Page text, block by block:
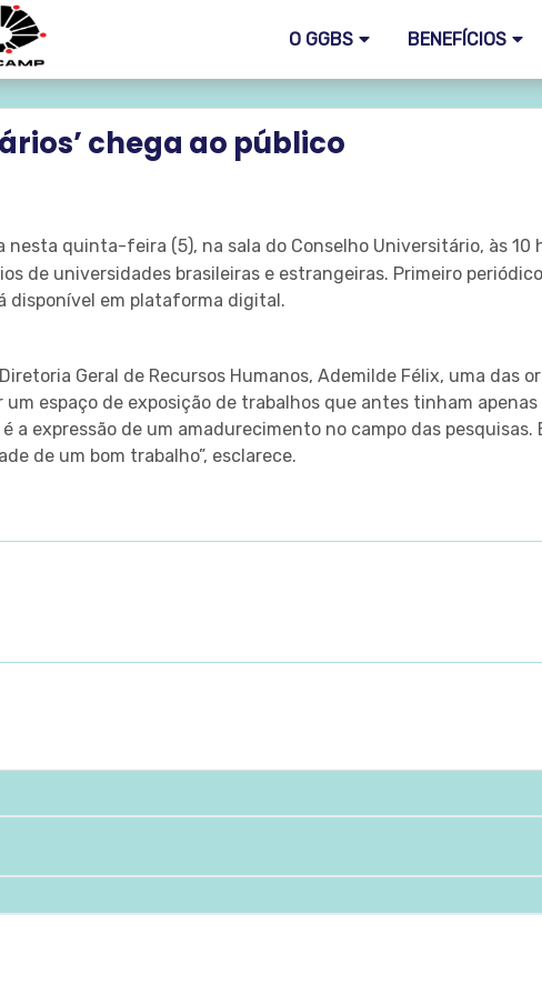
O GGBS BENEFÍCIOS
chega ao público
nesta quinta-feira (5), na sala do Conselho Universitário, às 10
de universidades brasileiras e estrangeiras. Primeiro
disponível em plataforma digital.
Geral de Recursos Humanos, Ademilde Félix, uma das
espaço de exposição de trabalhos que antes tinham
a expressão de um amadurecimento no campo das pesquisas.
de um bom trabalho”, esclarece.